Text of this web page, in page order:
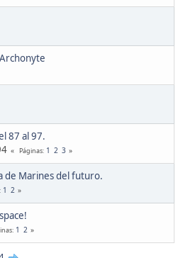
87 al 97.
Páginas 1 2 3
de Marines del futuro.
1 2
1 2